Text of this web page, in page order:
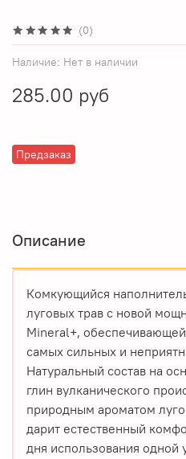
(0)
Наличие: Нет в наличии
Предзаказ
285.00 руб
Описание
Комкующийся
луговых трав с новой
Mineral+,
самых сильных и
Натуральный состав на
глин вулканического
природным ароматом
дарит естественный
дня использования одной